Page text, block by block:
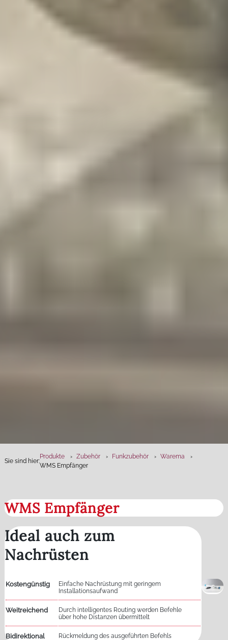
Sie sind hier:
Produkte Zubehör Funkzubehör
Warema
WMS Empfänger
WMS Empfänger
Ideal auch zum
Nachrüsten
Kostengünstig
Einfache Nachrüstung mit geringem
Installationsaufwand
Weitreichend
Durch intelligentes Routing werden Befehle
über hohe Distanzen übermittelt
Bidirektional Rückmeldung des ausgeführten Befehls